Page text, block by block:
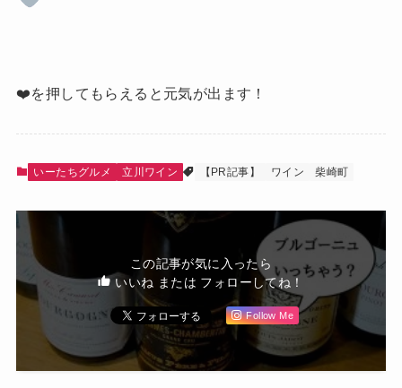
❤️を押してもらえると元気が出ます！
いーたちグルメ 立川ワイン 【PR記事】 ワイン 柴崎町
この記事が気に入ったら
いいね または フォローしてね！
Follow Me